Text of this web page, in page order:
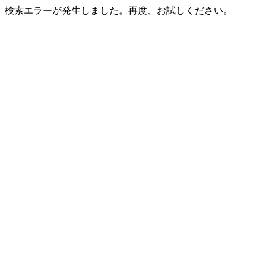
検索エラーが発生しました。再度、お試しください。